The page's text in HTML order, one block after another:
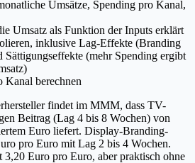
Umsätze, Spending pro Kanal,
Umsatz als Funktion der Inputs erklärt
inklusive Lag-Effekte (Branding
(mehr Spending ergibt
berechnen
findet im MMM, dass TV-
Beitrag (Lag 4 bis 8 Wochen) von
Euro liefert. Display-Branding-
pro Euro mit Lag 2 bis 4 Wochen.
3,20 Euro pro Euro, aber praktisch ohne